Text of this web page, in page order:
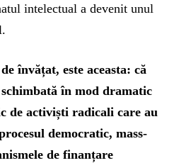
intelectual a devenit unul
învățat, este aceasta: că
în mod dramatic
de activiști radicali care au
democratic, mass-
de finanțare